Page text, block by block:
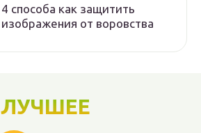
4 способа как защитить
изображения от воровства
ЛУЧШЕЕ